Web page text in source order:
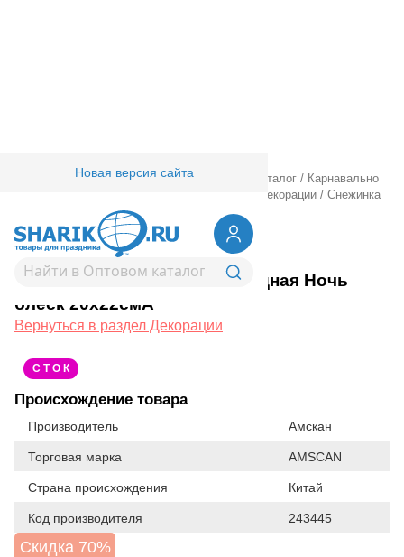
Новая версия сайта
Товары для праздника/ Оптовый каталог / Карнавально
Декорации / Снежинка
3D Звездная Ночь блеск 20х22смА
1501-5633Снежинка 3D Звездная Ночь
блеск 20х22смА
Вернуться в раздел Декорации
С Т О К
Происхождение товара
Производитель Амскан
Торговая марка AMSCAN
Страна происхождения Китай
Код производителя 243445
Скидка 70%